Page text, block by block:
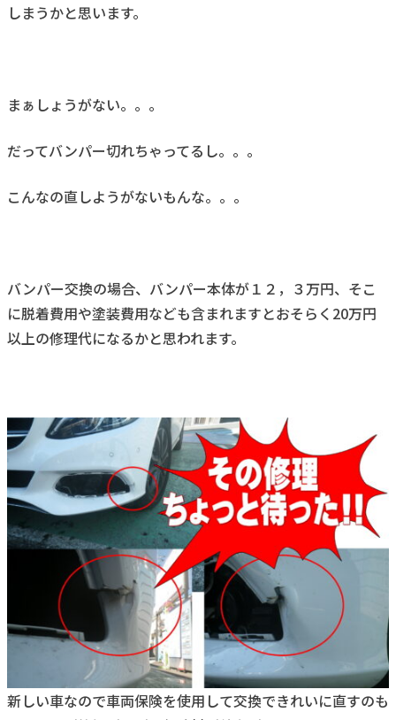
しまうかと思います。
まぁしょうがない。。。
だってバンパー切れちゃってるし。。。
こんなの直しようがないもんな。。。
バンパー交換の場合、バンパー本体が１２，３万円、そこ
に脱着費用や塗装費用なども含まれますとおそらく20万円
以上の修理代になるかと思われます。
新しい車なので車両保険を使用して交換できれいに直すのも